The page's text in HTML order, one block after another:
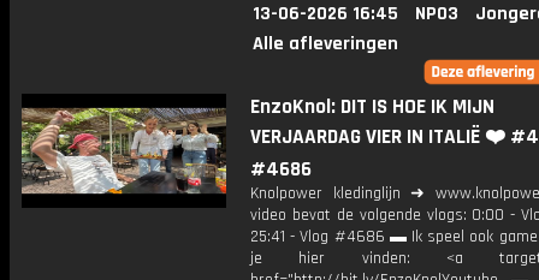
13-06-2026 16:45 NPO3
Alle afleveringen
EnzoKnol: DIT IS HOE IK MIJN
VERJAARDAG VIER IN ITALIË ❤️
#4686
Knolpower kledinglijn ➜
video bevat de volgende vlogs: 0:00 -
25:41 - Vlog #4686 ▬ Ik speel ook
je hier vinden: <a